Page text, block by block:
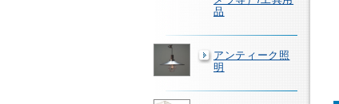
品
アンティーク照
明